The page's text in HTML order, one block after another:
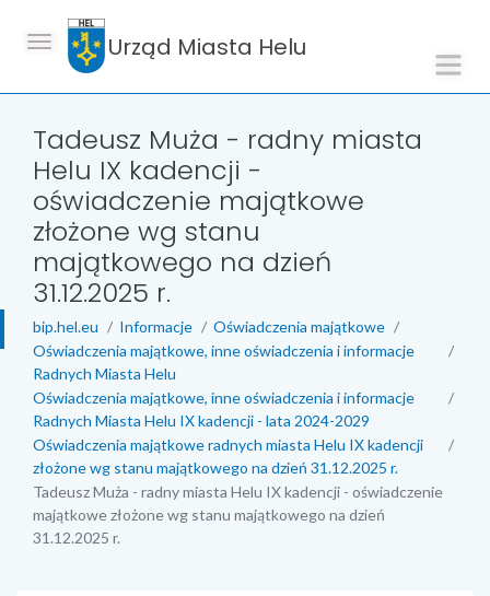
Urząd Miasta Helu
Tadeusz Muża - radny miasta
Helu IX kadencji -
oświadczenie majątkowe
złożone wg stanu
majątkowego na dzień
31.12.2025 r.
bip.hel.eu Informacje
Oświadczenia majątkowe
Oświadczenia majątkowe, inne oświadczenia i informacje
Radnych Miasta Helu
Oświadczenia majątkowe, inne oświadczenia i informacje
Radnych Miasta Helu IX kadencji - lata 2024-2029
Oświadczenia majątkowe radnych miasta Helu IX kadencji
złożone wg stanu majątkowego na dzień 31.12.2025 r.
Tadeusz Muża - radny miasta Helu IX kadencji - oświadczenie
majątkowe złożone wg stanu majątkowego na dzień
31.12.2025 r.